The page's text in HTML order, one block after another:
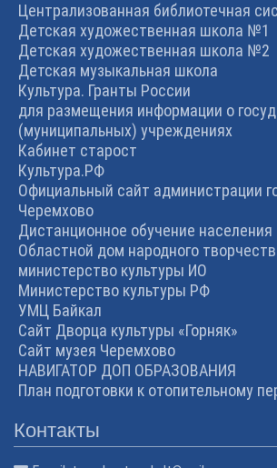
Централизованная библиотечная
Детская художественная школа №1
Детская художественная школа №2
Детская музыкальная школа
Культура. Гранты России
для размещения информации о
(муниципальных) учреждениях
Кабинет старост
Культура.РФ
Официальный сайт администрации
Черемхово
Дистанционное обучение населения
Областной дом народного
министерство культуры ИО
Министерство культуры РФ
УМЦ Байкал
Сайт Дворца культуры «Горняк»
Сайт музея Черемхово
НАВИГАТОР ДОП ОБРАЗОВАНИЯ
План подготовки к отопительному
Контакты